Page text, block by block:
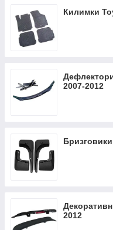
Килимки
2007-2012
2012